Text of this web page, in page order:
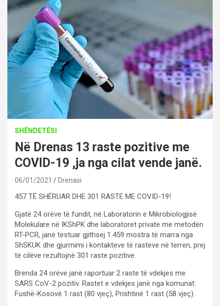
SHËNDETËSI
Në Drenas 13 raste pozitive me
COVID-19 ,ja nga cilat vende janë.
06/01/2021 Drenasi
457 TË SHËRUAR DHE 301 RASTE ME COVID-19!
Gjatë 24 orëve të fundit, në Laboratorin e Mikrobiologjisë
Molekulare në IKShPK dhe laboratoret private me metodën
RT-PCR, janë testuar gjithsej 1.459 mostra të marra nga
ShSKUK dhe gjurmimi i kontakteve të rasteve në terren, prej
të cilëve rezultojnë 301 raste pozitive.
Brenda 24 orëve janë raportuar 2 raste të vdekjes me
SARS CoV-2 pozitiv. Rastet e vdekjes janë nga komunat:
Fushë-Kosovë 1 rast (80 vjeç), Prishtinë 1 rast (58 vjeç).